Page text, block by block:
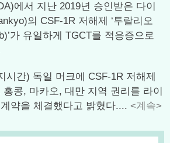
에서 지난 2019년 승인받은 다이
의 CSF-1R 저해제 ‘투랄리오
가 유일하게 TGCT를 적응증으로
시간) 독일 머크에 CSF-1R 저해제
콩, 마카오, 대만 지역 권리를 라이
약을 체결했다고 밝혔다.... <계속>